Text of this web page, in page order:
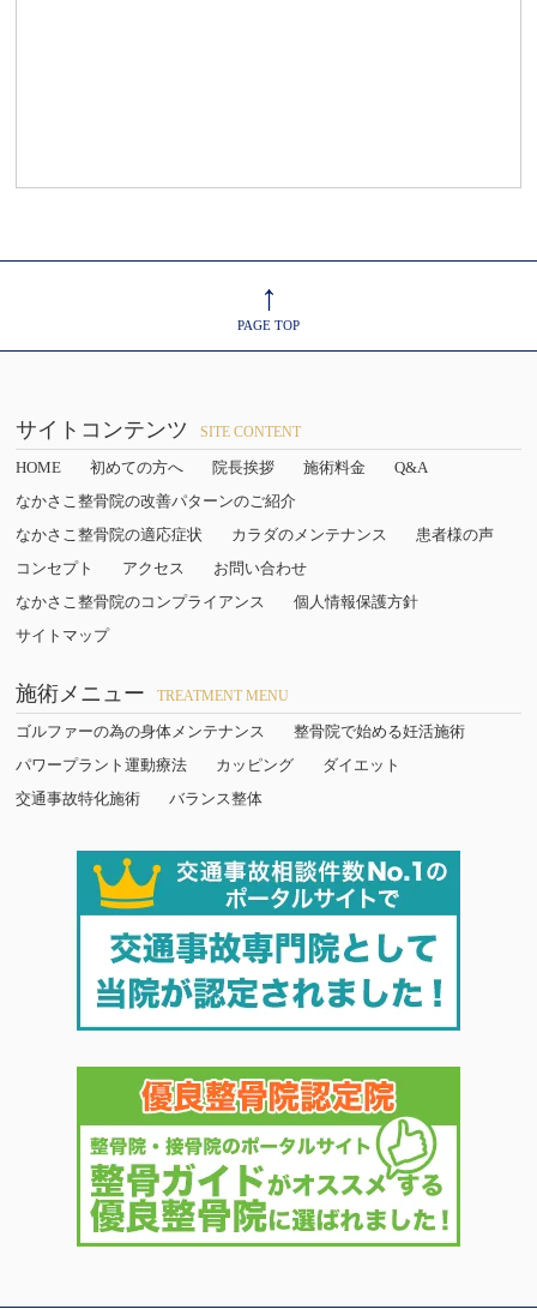
↑
PAGE TOP
サイトコンテンツ SITE CONTENT
HOME 初めての方へ 院長挨拶 施術料金
Q&A
なかさこ整骨院の改善パターンのご紹介
なかさこ整骨院の適応症状
カラダのメンテナンス
患者様の声
コンセプト
アクセス
お問い合わせ
なかさこ整骨院のコンプライアンス
個人情報保護方針
サイトマップ
施術メニュー TREATMENT MENU
ゴルファーの為の身体メンテナンス
整骨院で始める妊活施術
パワープラント運動療法
カッピング
ダイエット
交通事故特化施術
バランス整体